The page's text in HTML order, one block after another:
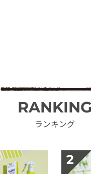
RANKING
ランキング